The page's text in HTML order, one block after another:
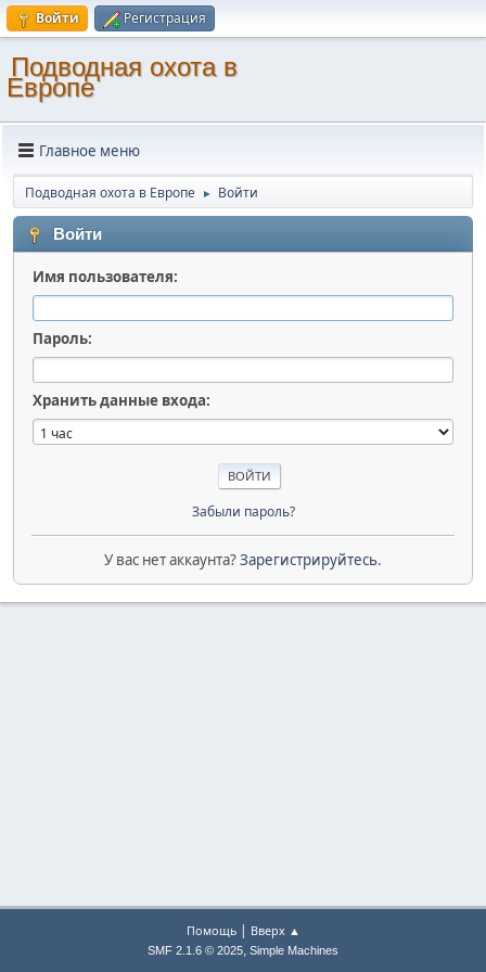
Войти Регистрация
Подводная охота в
Европе
Главное меню
Подводная охота в Европе ► Войти
Войти
Имя пользователя:
Пароль:
Хранить данные входа:
Забыли пароль?
У вас нет аккаунта?Зарегистрируйтесь.
Помощь| Вверх ▲
SMF 2.1.6 © 2025, Simple Machines